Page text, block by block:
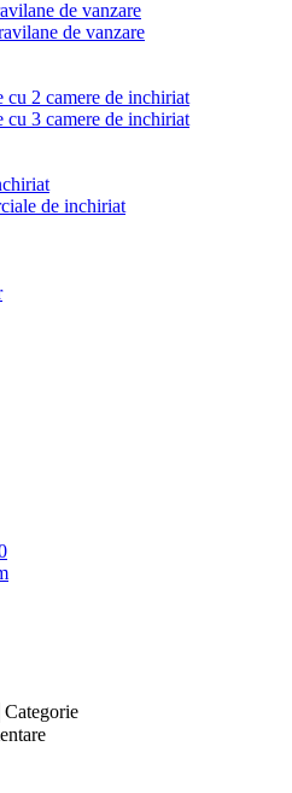
de vanzare
de vanzare
cu 2 camere de inchiriat
cu 3 camere de inchiriat
de inchiriat
Categorie